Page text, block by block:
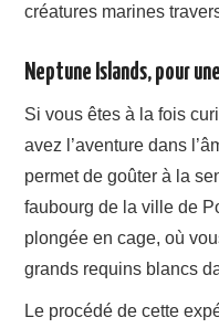
créatures marines
Neptune Islands, pour
Si vous êtes à la fois
avez l’aventure dans
permet de goûter à la
faubourg de la ville de
plongée en cage, où
grands requins blancs
Le procédé de cette